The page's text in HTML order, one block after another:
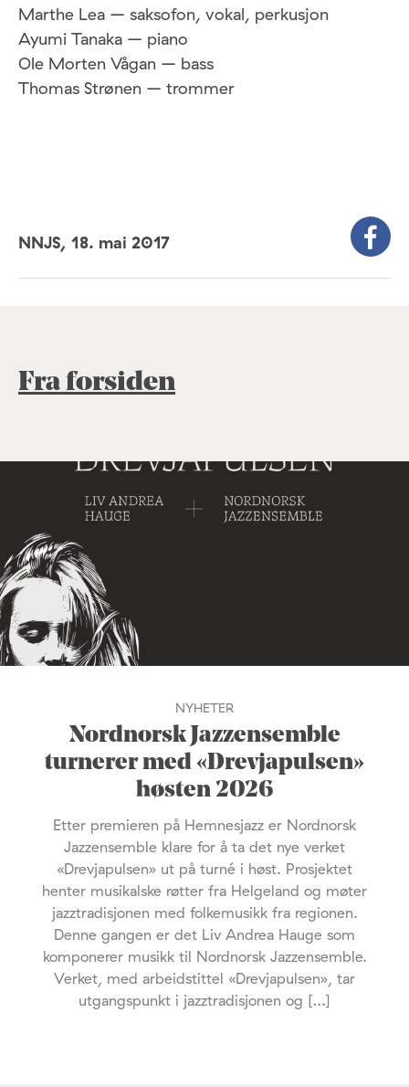
Marthe Lea – saksofon, vokal, perkusjon
Ayumi Tanaka – piano
Ole Morten Vågan – bass
Thomas Strønen – trommer
NNJS, 18. mai 2017
Fra forsiden
NYHETER
Nordnorsk Jazzensemble
turnerer med «Drevjapulsen»
høsten 2026
Etter premieren på Hemnesjazz er Nordnorsk
Jazzensemble klare for å ta det nye verket
«Drevjapulsen» ut på turné i høst. Prosjektet
henter musikalske røtter fra Helgeland og møter
jazztradisjonen med folkemusikk fra regionen.
Denne gangen er det Liv Andrea Hauge som
komponerer musikk til Nordnorsk Jazzensemble.
Verket, med arbeidstittel «Drevjapulsen», tar
utgangspunkt i jazztradisjonen og […]